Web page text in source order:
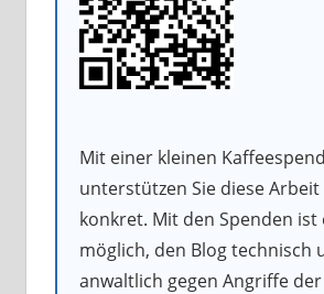
Mit einer kleinen
unterstützen Sie diese Arbeit
konkret. Mit den Spenden ist
möglich, den Blog technisch
anwaltlich gegen Angriffe der